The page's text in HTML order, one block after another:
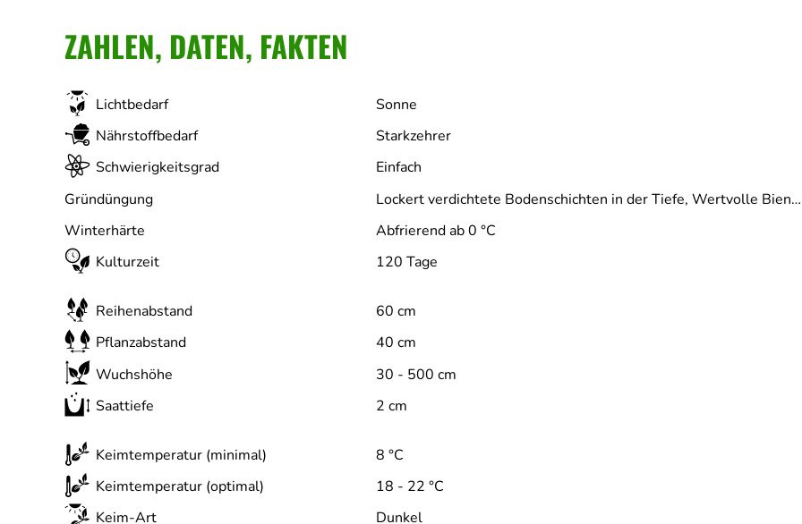
ZAHLEN, DATEN, FAKTEN
Lichtbedarf
Sonne
Nährstoffbedarf
Starkzehrer
Schwierigkeitsgrad
Einfach
Gründüngung
Lockert verdichtete Bodenschichten in der Tiefe, Wertvolle Bienen-/Insektenweide
Winterhärte
Abfrierend ab 0 °C
Kulturzeit
120 Tage
Reihenabstand
60 cm
Pflanzabstand
40 cm
Wuchshöhe
30 - 500 cm
Saattiefe
2 cm
Keimtemperatur (minimal)
8 °C
Keimtemperatur (optimal)
18 - 22 °C
Keim-Art
Dunkel